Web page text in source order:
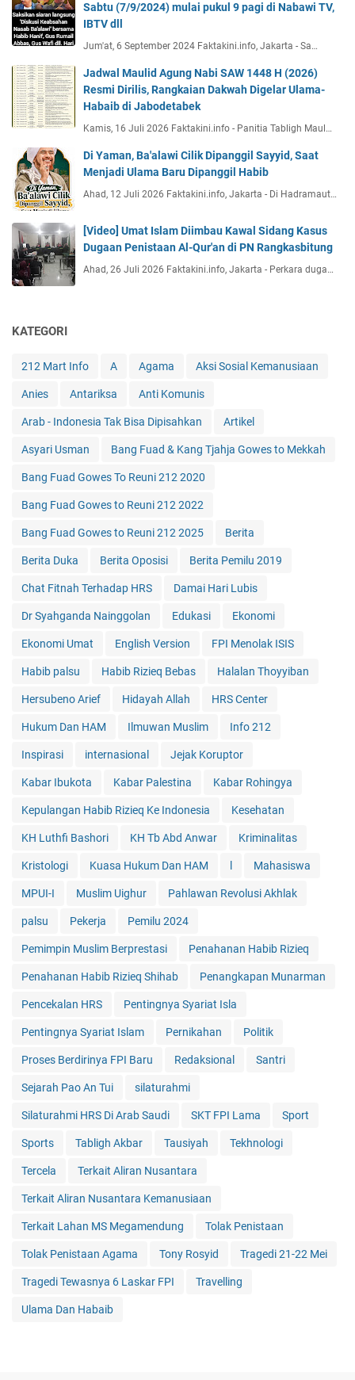
Sabtu (7/9/2024) mulai pukul 9 pagi di Nabawi TV,
IBTV dll
Jum'at, 6 September 2024 Faktakini.info, Jakarta - Sa…
Jadwal Maulid Agung Nabi SAW 1448 H (2026)
Resmi Dirilis, Rangkaian Dakwah Digelar Ulama-
Habaib di Jabodetabek
Kamis, 16 Juli 2026 Faktakini.info - Panitia Tabligh Maul…
Di Yaman, Ba'alawi Cilik Dipanggil Sayyid, Saat
Menjadi Ulama Baru Dipanggil Habib
Ahad, 12 Juli 2026 Faktakini.info, Jakarta - Di Hadramaut…
[Video] Umat Islam Diimbau Kawal Sidang Kasus
Dugaan Penistaan Al-Qur'an di PN Rangkasbitung
Ahad, 26 Juli 2026 Faktakini.info, Jakarta - Perkara duga…
KATEGORI
212 Mart Info A Agama Aksi Sosial Kemanusiaan
Anies Antariksa Anti Komunis
Arab - Indonesia Tak Bisa Dipisahkan Artikel
Asyari Usman Bang Fuad & Kang Tjahja Gowes to Mekkah
Bang Fuad Gowes To Reuni 212 2020
Bang Fuad Gowes to Reuni 212 2022
Bang Fuad Gowes to Reuni 212 2025 Berita
Berita Duka Berita Oposisi Berita Pemilu 2019
Chat Fitnah Terhadap HRS Damai Hari Lubis
Dr Syahganda Nainggolan Edukasi Ekonomi
Ekonomi Umat English Version FPI Menolak ISIS
Habib palsu Habib Rizieq Bebas Halalan Thoyyiban
Hersubeno Arief Hidayah Allah HRS Center
Hukum Dan HAM Ilmuwan Muslim Info 212
Inspirasi internasional Jejak Koruptor
Kabar Ibukota Kabar Palestina Kabar Rohingya
Kepulangan Habib Rizieq Ke Indonesia Kesehatan
KH Luthfi Bashori KH Tb Abd Anwar Kriminalitas
Kristologi Kuasa Hukum Dan HAM Mahasiswa
MPUI-I Muslim Uighur Pahlawan Revolusi Akhlak
palsu Pekerja Pemilu 2024
Pemimpin Muslim Berprestasi Penahanan Habib Rizieq
Penahanan Habib Rizieq Shihab Penangkapan Munarman
Pencekalan HRS Pentingnya Syariat Isla
Pentingnya Syariat Islam Pernikahan Politik
Proses Berdirinya FPI Baru Redaksional Santri
Sejarah Pao An Tui silaturahmi
Silaturahmi HRS Di Arab Saudi SKT FPI Lama Sport
Sports Tabligh Akbar Tausiyah Tekhnologi
Tercela Terkait Aliran Nusantara
Terkait Aliran Nusantara Kemanusiaan
Terkait Lahan MS Megamendung Tolak Penistaan
Tolak Penistaan Agama Tony Rosyid Tragedi 21-22 Mei
Tragedi Tewasnya 6 Laskar FPI Travelling
Ulama Dan Habaib